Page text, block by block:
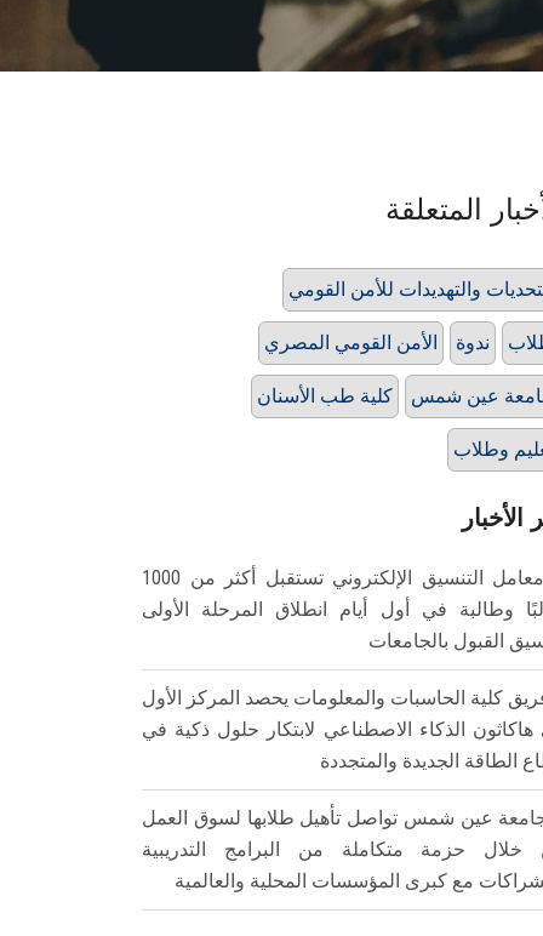
المتعلقة
والتهديدات للأمن القومي
الأمن القومي المصري ندوة
كلية طب الأسنان عين شمس
وطلاب
الأخبار
معامل التنسيق الإلكتروني تستقبل أكثر من 1000
وطالبة في أول أيام انطلاق المرحلة الأولى
القبول بالجامعات
كلية الحاسبات والمعلومات يحصد المركز الأول
الذكاء الاصطناعي لابتكار حلول ذكية في
الطاقة الجديدة والمتجددة
عين شمس تواصل تأهيل طلابها لسوق العمل
خلال حزمة متكاملة من البرامج التدريبية
مع كبرى المؤسسات المحلية والعالمية